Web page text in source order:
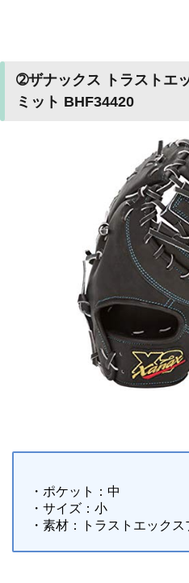
➁ザナックス トラストエ
ミット BHF34420
・ポケット：中
・サイズ：小
・素材：トラストエック